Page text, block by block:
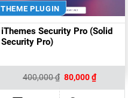
THEME PLUGIN
iThemes Security Pro (Solid
Security Pro)
400,000₫ Giá
gốc
là:
80,000₫Giá
hiện
tại